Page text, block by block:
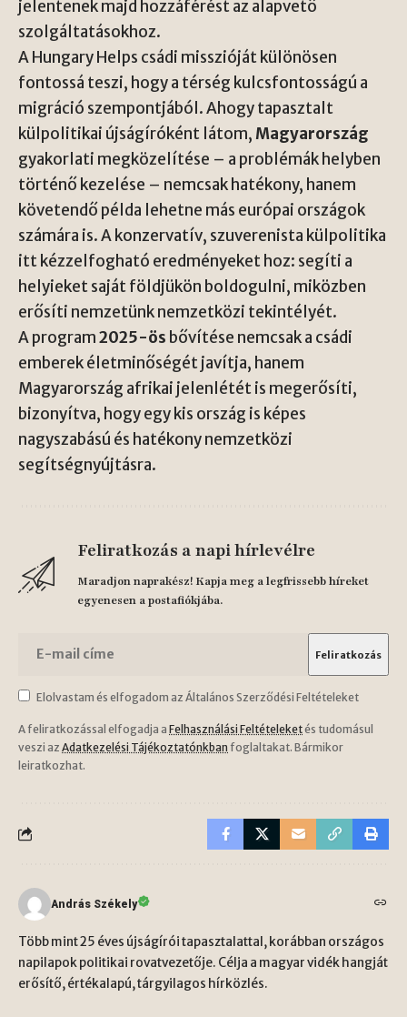
jelentenek majd hozzáférést az alapvető
szolgáltatásokhoz.
A Hungary Helps csádi misszióját különösen
fontossá teszi, hogy a térség kulcsfontosságú a
migráció szempontjából. Ahogy tapasztalt
külpolitikai újságíróként látom,Magyarország
gyakorlati megközelítése – a problémák helyben
történő kezelése – nemcsak hatékony, hanem
követendő példa lehetne más európai országok
számára is. A konzervatív, szuverenista külpolitika
itt kézzelfogható eredményeket hoz: segíti a
helyieket saját földjükön boldogulni, miközben
erősíti nemzetünk nemzetközi tekintélyét.
A program2025-ös bővítése nemcsak a csádi
emberek életminőségét javítja, hanem
Magyarország afrikai jelenlétét is megerősíti,
bizonyítva, hogy egy kis ország is képes
nagyszabású és hatékony nemzetközi
segítségnyújtásra.
Feliratkozás a napi hírlevélre
Maradjon naprakész! Kapja meg a legfrissebb híreket
egyenesen a postafiókjába.
Elolvastam és elfogadom az Általános Szerződési Feltételeket
A feliratkozással elfogadja a Felhasználási Feltételeketés tudomásul
veszi az Adatkezelési Tájékoztatónkban foglaltakat. Bármikor
leiratkozhat.
András Székely
Több mint 25 éves újságírói tapasztalattal, korábban országos
napilapok politikai rovatvezetője. Célja a magyar vidék hangját
erősítő, értékalapú, tárgyilagos hírközlés.